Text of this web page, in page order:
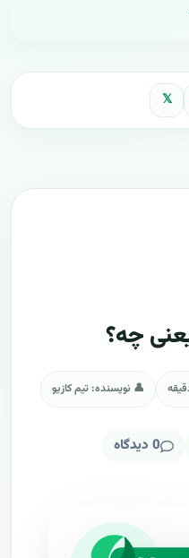
چه؟
👤 نویسنده: تیم کازیو
0 دیدگاه
𝕏